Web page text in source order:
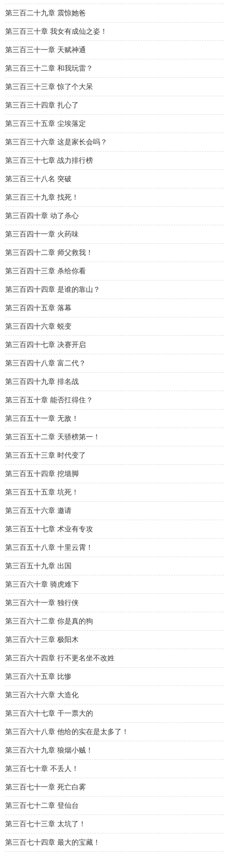
第三百二十九章 震惊她爸
第三百三十章 我女有成仙之姿！
第三百三十一章 天赋神通
第三百三十二章 和我玩雷？
第三百三十三章 惊了个大呆
第三百三十四章 扎心了
第三百三十五章 尘埃落定
第三百三十六章 这是家长会吗？
第三百三十七章 战力排行榜
第三百三十八名 突破
第三百三十九章 找死！
第三百四十章 动了杀心
第三百四十一章 火药味
第三百四十二章 师父救我！
第三百四十三章 杀给你看
第三百四十四章 是谁的靠山？
第三百四十五章 落幕
第三百四十六章 蜕变
第三百四十七章 决赛开启
第三百四十八章 富二代？
第三百四十九章 排名战
第三百五十章 能否扛得住？
第三百五十一章 无敌！
第三百五十二章 天骄榜第一！
第三百五十三章 时代变了
第三百五十四章 挖墙脚
第三百五十五章 坑死！
第三百五十六章 邀请
第三百五十七章 术业有专攻
第三百五十八章 十里云霄！
第三百五十九章 出国
第三百六十章 骑虎难下
第三百六十一章 独行侠
第三百六十二章 你是真的狗
第三百六十三章 极阳木
第三百六十四章 行不更名坐不改姓
第三百六十五章 比惨
第三百六十六章 大造化
第三百六十七章 干一票大的
第三百六十八章 他给的实在是太多了！
第三百六十九章 狼烟小贼！
第三百七十章 不丢人！
第三百七十一章 死亡白雾
第三百七十二章 登仙台
第三百七十三章 太坑了！
第三百七十四章 最大的宝藏！